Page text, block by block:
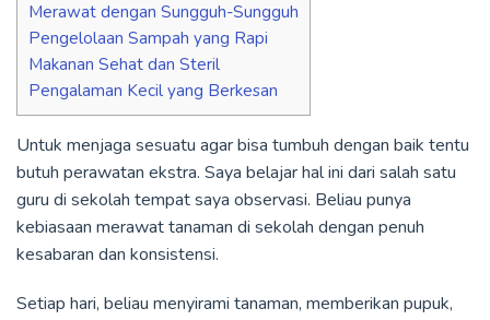
Merawat dengan Sungguh-Sungguh
Pengelolaan Sampah yang Rapi
Makanan Sehat dan Steril
Pengalaman Kecil yang Berkesan
Untuk menjaga sesuatu agar bisa tumbuh dengan baik tentu
butuh perawatan ekstra. Saya belajar hal ini dari salah satu
guru di sekolah tempat saya observasi. Beliau punya
kebiasaan merawat tanaman di sekolah dengan penuh
kesabaran dan konsistensi.
Setiap hari, beliau menyirami tanaman, memberikan pupuk,